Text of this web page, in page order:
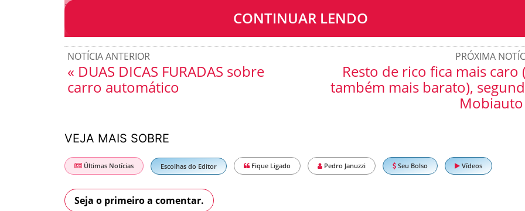
infrator;
CONTINUAR LENDO
PRÓXIMA
Resto de rico fica mais caro
também mais barato),
NOTÍCIA ANTERIOR
« DUAS DICAS FURADAS sobre
carro automático
VEJA MAIS SOBRE
Últimas Notícias Escolhas do Editor Fique Ligado Pedro Januzzi Seu Bolso Vídeos
Seja o primeiro a comentar.